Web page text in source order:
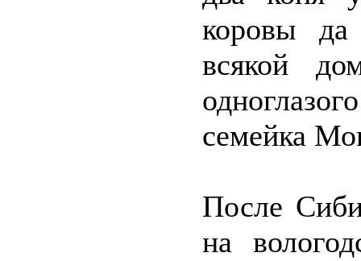
коровы
всякой
семейка
После
на